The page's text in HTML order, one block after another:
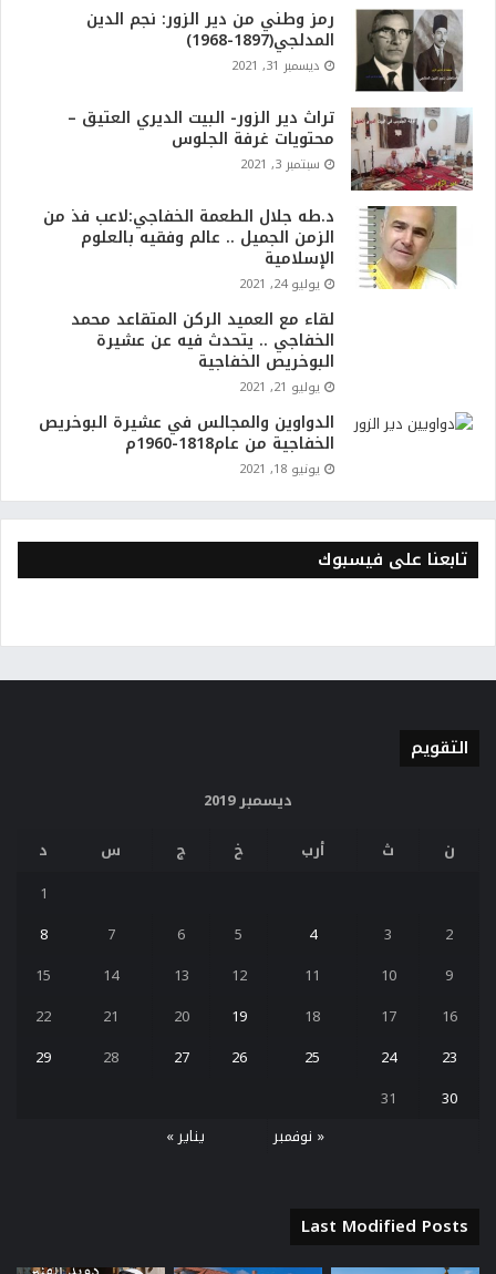
رمز وطني من دير الزور: نجم الدين
المدلجي(1897-1968)
ديسمبر 31, 2021
تراث دير الزور- البيت الديري العتيق –
محتويات غرفة الجلوس
سبتمبر 3, 2021
د.طه جلال الطعمة الخفاجي:لاعب فذ من
الزمن الجميل .. عالم وفقيه بالعلوم
الإسلامية
يوليو 24, 2021
لقاء مع العميد الركن المتقاعد محمد
الخفاجي .. يتحدث فيه عن عشيرة
البوخريص الخفاجية
يوليو 21, 2021
الدواوين والمجالس في عشيرة البوخريص
الخفاجية من عام1818-1960م
يونيو 18, 2021
تابعنا على فيسبوك
التقويم
ديسمبر 2019
ن
ث أرب خ ج س د
« نوفمبر يناير »
1
2
3
4
5
6
7
8
9
10
11
12
13
14
15
16
17
18
19
20
21
22
23
24
25
26
27
28
29
30
31
Last Modified Posts